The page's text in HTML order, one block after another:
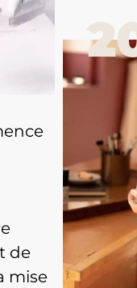
de
mise